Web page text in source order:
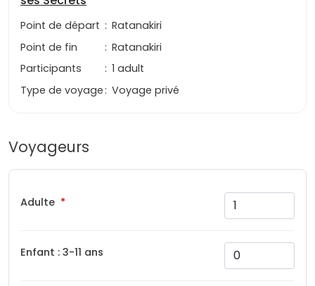
Voyageurs
Adulte
Enfant : 3-11 ans
Point de départ : Ratanakiri
Point de fin
: Ratanakiri
Participants
: 1 adult
Type de voyage: Voyage privé